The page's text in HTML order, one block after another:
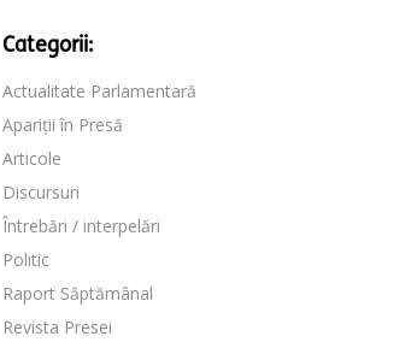
Categorii:
Actualitate Parlamentară
Apariții în Presă
Articole
Discursuri
Întrebări / interpelări
Politic
Raport Săptămânal
Revista Presei